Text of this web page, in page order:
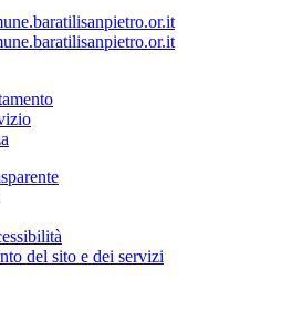
del sito e dei servizi